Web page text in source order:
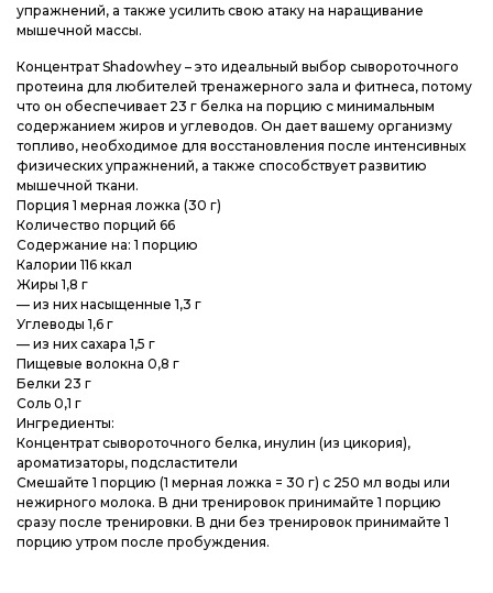
упражнений, а также усилить свою атаку на наращивание
мышечной массы.
Концентрат Shadowhey – это идеальный выбор сывороточного
протеина для любителей тренажерного зала и фитнеса, потому
что он обеспечивает 23 г белка на порцию с минимальным
содержанием жиров и углеводов. Он дает вашему организму
топливо, необходимое для восстановления после интенсивных
физических упражнений, а также способствует развитию
мышечной ткани.
Порция 1 мерная ложка (30 г)
Количество порций 66
Содержание на: 1 порцию
Калории 116 ккал
Жиры 1,8 г
— из них насыщенные 1,3 г
Углеводы 1,6 г
— из них сахара 1,5 г
Пищевые волокна 0,8 г
Белки 23 г
Соль 0,1 г
Ингредиенты:
Концентрат сывороточного белка, инулин (из цикория),
ароматизаторы, подсластители
Смешайте 1 порцию (1 мерная ложка = 30 г) с 250 мл воды или
нежирного молока. В дни тренировок принимайте 1 порцию
сразу после тренировки. В дни без тренировок принимайте 1
порцию утром после пробуждения.